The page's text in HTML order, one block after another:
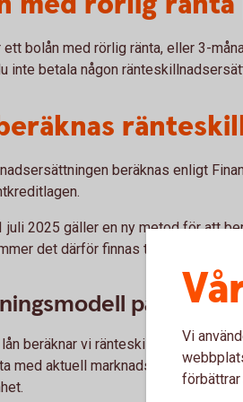
ett bolån med rörlig ränta, eller 3-
inte betala någon
beräknas enligt
juli 2025 gäller en ny metod för att
det därför finnas två
på lån
beräknar vi
med aktuell marknadsränta för
Vi